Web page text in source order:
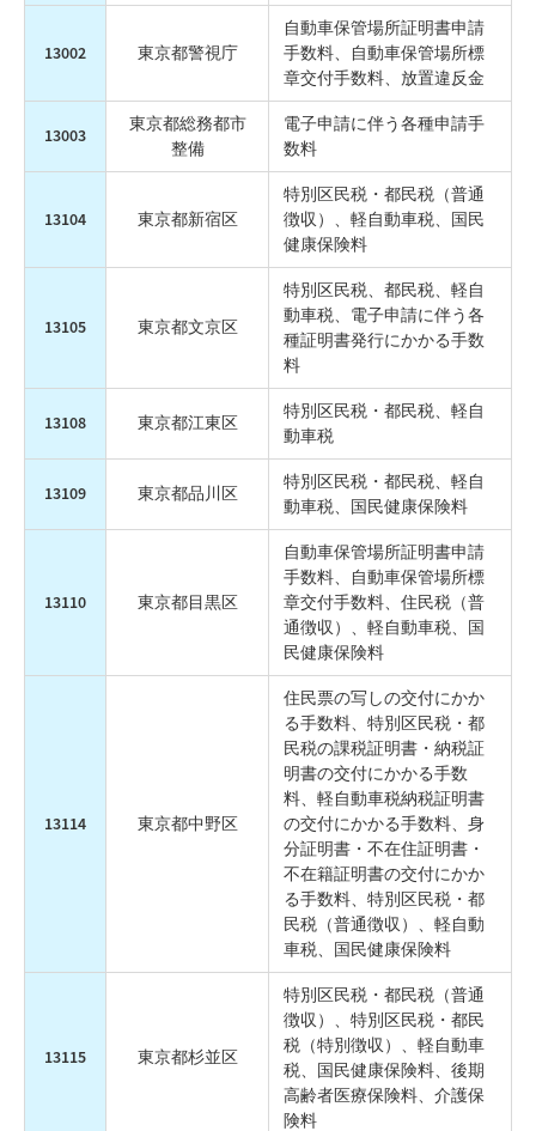
13002 東京都警視庁
自動車保管場所証明書申請
手数料、自動車保管場所標
章交付手数料、放置違反金
13003
東京都総務都市
整備
電子申請に伴う各種申請手
数料
13104 東京都新宿区
特別区民税・都民税（普通
徴収）、軽自動車税、国民
健康保険料
13105 東京都文京区
特別区民税、都民税、軽自
動車税、電子申請に伴う各
種証明書発行にかかる手数
料
13108 東京都江東区
特別区民税・都民税、軽自
動車税
13109 東京都品川区
特別区民税・都民税、軽自
動車税、国民健康保険料
13110 東京都目黒区
自動車保管場所証明書申請
手数料、自動車保管場所標
章交付手数料、住民税（普
通徴収）、軽自動車税、国
民健康保険料
13114 東京都中野区
住民票の写しの交付にかか
る手数料、特別区民税・都
民税の課税証明書・納税証
明書の交付にかかる手数
料、軽自動車税納税証明書
の交付にかかる手数料、身
分証明書・不在住証明書・
不在籍証明書の交付にかか
る手数料、特別区民税・都
民税（普通徴収）、軽自動
車税、国民健康保険料
13115 東京都杉並区
特別区民税・都民税（普通
徴収）、特別区民税・都民
税（特別徴収）、軽自動車
税、国民健康保険料、後期
高齢者医療保険料、介護保
険料